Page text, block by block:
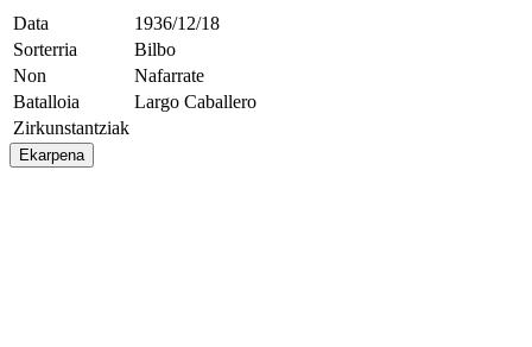
Data
1936/12/18
Sorterria
Bilbo
Non
Nafarrate
Batalloia
Largo Caballero
Zirkunstantziak